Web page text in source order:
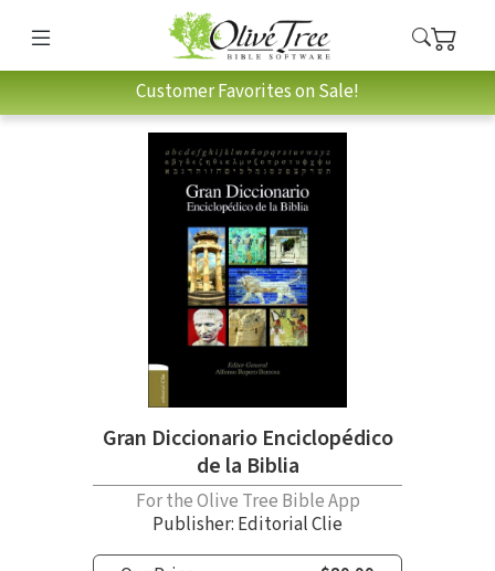
Customer Favorites on Sale!
Gran Diccionario Enciclopédico
de la Biblia
For the Olive Tree Bible App
Publisher: Editorial Clie